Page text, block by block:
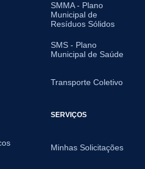
SMMA - Plano
Municipal de
Resíduos Sólidos
SMS - Plano
Municipal de Saúde
Transporte Coletivo
SERVIÇOS
Minhas Solicitações